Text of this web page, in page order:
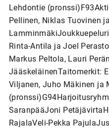
Lehdontie
Pellinen, Niklas Tuovinen
Rinta-Antila ja Joel
Markus Peltola, Lauri
JääskeläinenTaitomerkit:
Viljanen, Juho Mäkinen ja
SaranpääJoni
RajalaVeli-Pekka